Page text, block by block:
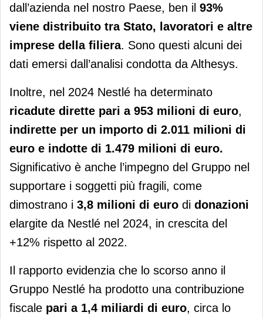
dall’azienda nel nostro Paese, ben il 93%
viene distribuito tra Stato, lavoratori e altre
imprese della filiera. Sono questi alcuni dei
dati emersi dall’analisi condotta da Althesys.
Inoltre, nel 2024 Nestlé ha determinato
ricadute dirette pari a 953 milioni di euro,
indirette per un importo di 2.011 milioni di
euro e indotte di 1.479 milioni di euro.
Significativo è anche l’impegno del Gruppo nel
supportare i soggetti più fragili, come
dimostrano i 3,8 milioni di euro di donazioni
elargite da Nestlé nel 2024, in crescita del
+12% rispetto al 2022.
Il rapporto evidenzia che lo scorso anno il
Gruppo Nestlé ha prodotto una contribuzione
fiscale pari a 1,4 miliardi di euro, circa lo